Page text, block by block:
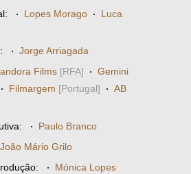
· Lopes Morago · Luca
· Jorge Arriagada
Films [RFA] · Gemini
· Filmargem [Portugal] · AB
· Paulo Branco
João Mário Grilo
· Mónica Lopes